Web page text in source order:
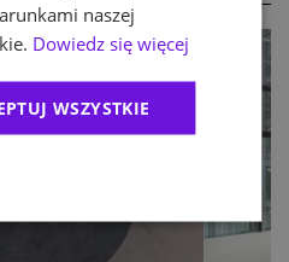
naszej
Dowiedz się więcej
WSZYSTKIE